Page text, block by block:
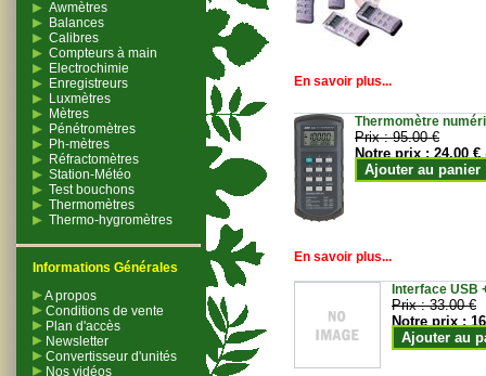
Awmètres
Balances
Calibres
Compteurs à main
Electrochimie
Enregistreurs
Luxmètres
Mètres
Pénétromètres
Ph-mètres
Réfractomètres
Station-Météo
Test bouchons
Thermomètres
Thermo-hygromètres
Informations Générales
A propos
Conditions de vente
Plan d'accès
Newsletter
Convertisseur d'unités
Nos vidéos
En savoir plus...
Thermomètre
Prix :95.00 €
Notre prix :24.00 €
Ajouter au panier
En savoir plus...
Interface USB
Prix :33.00 €
Notre prix :
Ajouter au